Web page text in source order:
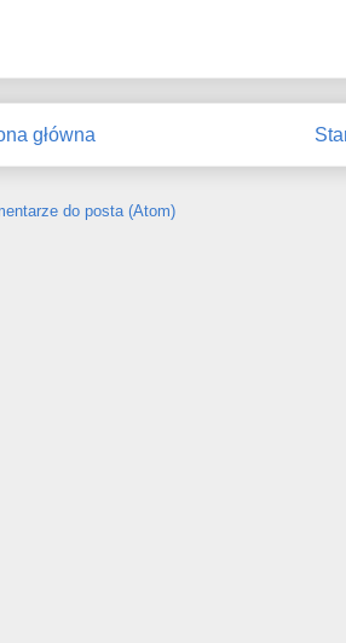
główna
do posta (Atom)